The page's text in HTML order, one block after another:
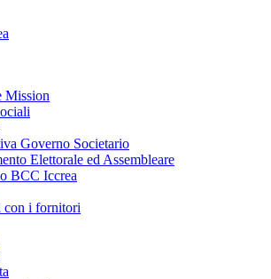
Mission
Governo Societario
Elettorale ed Assembleare
BCC Iccrea
con i fornitori